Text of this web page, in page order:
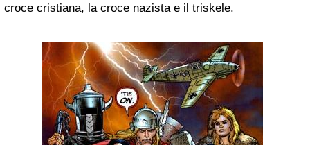
croce cristiana, la croce nazista e il triskele.